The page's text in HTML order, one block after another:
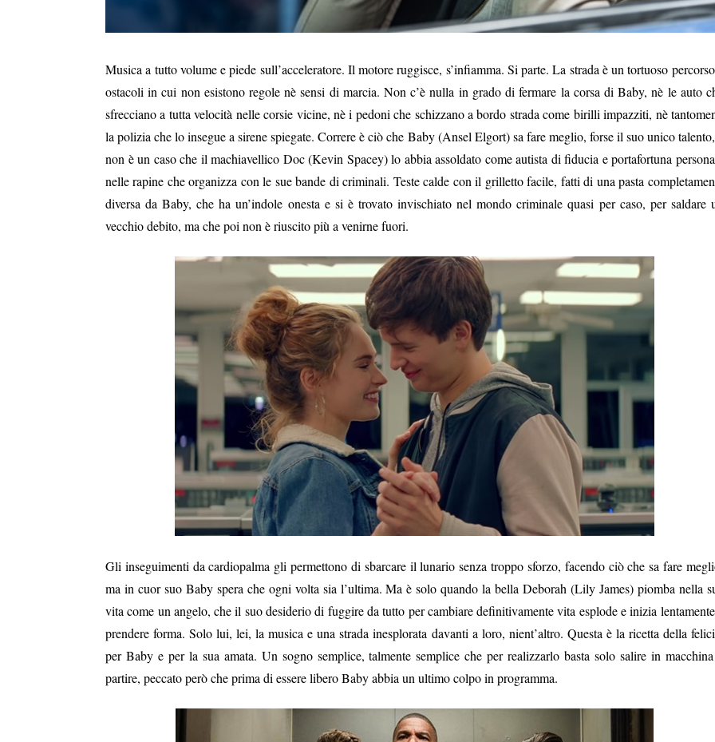
Musica a tutto volume e piede sull’acceleratore. Il motore ruggisce, s’infiamma. Si parte. La strada è un tortuoso
ostacoli in cui non esistono regole nè sensi di marcia. Non c’è nulla in grado di fermare la corsa di Baby, nè le auto
sfrecciano a tutta velocità nelle corsie vicine, nè i pedoni che schizzano a bordo strada come birilli impazziti, nè
la polizia che lo insegue a sirene spiegate. Correre è ciò che Baby (Ansel Elgort) sa fare meglio, forse il suo unico
non è un caso che il machiavellico Doc (Kevin Spacey) lo abbia assoldato come autista di fiducia e portafortuna
nelle rapine che organizza con le sue bande di criminali. Teste calde con il grilletto facile, fatti di una pasta
diversa da Baby, che ha un’indole onesta e si è trovato invischiato nel mondo criminale quasi per caso, per saldare
vecchio debito, ma che poi non è riuscito più a venirne fuori.
Gli inseguimenti da cardiopalma gli permettono di sbarcare il lunario senza troppo sforzo, facendo ciò che sa fare
ma in cuor suo Baby spera che ogni volta sia l’ultima. Ma è solo quando la bella Deborah (Lily James) piomba nella
vita come un angelo, che il suo desiderio di fuggire da tutto per cambiare definitivamente vita esplode e inizia
prendere forma. Solo lui, lei, la musica e una strada inesplorata davanti a loro, nient’altro. Questa è la ricetta della
per Baby e per la sua amata. Un sogno semplice, talmente semplice che per realizzarlo basta solo salire in
partire, peccato però che prima di essere libero Baby abbia un ultimo colpo in programma.